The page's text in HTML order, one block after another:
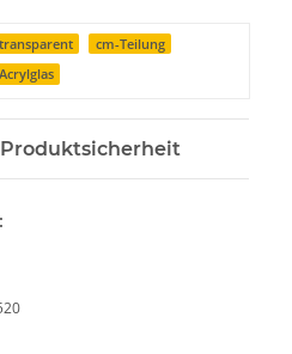
transparent
cm-Teilung
Acrylglas